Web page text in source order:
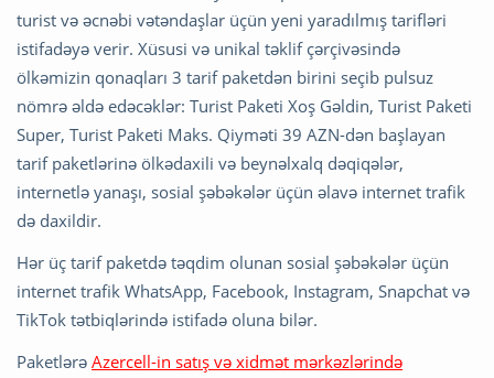
turist və əcnəbi vətəndaşlar üçün yeni yaradılmış tarifləri
istifadəyə verir. Xüsusi və unikal təklif çərçivəsində
ölkəmizin qonaqları 3 tarif paketdən birini seçib pulsuz
nömrə əldə edəcəklər: Turist Paketi Xoş Gəldin, Turist Paketi
Super, Turist Paketi Maks. Qiyməti 39 AZN-dən başlayan
tarif paketlərinə ölkədaxili və beynəlxalq dəqiqələr,
internetlə yanaşı, sosial şəbəkələr üçün əlavə internet trafik
də daxildir.
Hər üç tarif paketdə təqdim olunan sosial şəbəkələr üçün
internet trafik WhatsApp, Facebook, Instagram, Snapchat və
TikTok tətbiqlərində istifadə oluna bilər.
Paketlərə Azercell-in satış və xidmət mərkəzlərində